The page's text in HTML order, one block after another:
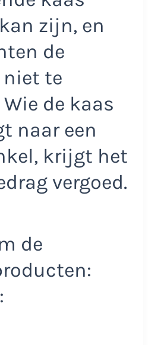
zijn, en
de
te
de kaas
naar een
krijgt het
vergoed.
de